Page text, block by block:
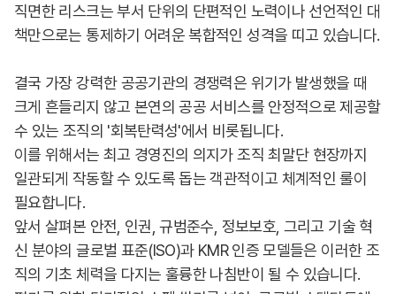
직면한 리스크는 부서 단위의 단편적인 노력이나 선언적인 대
책만으로는 통제하기 어려운 복합적인 성격을 띠고 있습니다.
결국 가장 강력한 공공기관의 경쟁력은 위기가 발생했을 때
크게 흔들리지 않고 본연의 공공 서비스를 안정적으로 제공할
수 있는 조직의 '회복탄력성'에서 비롯됩니다.
이를 위해서는 최고 경영진의 의지가 조직 최말단 현장까지
일관되게 작동할 수 있도록 돕는 객관적이고 체계적인 룰이
필요합니다.
앞서 살펴본 안전, 인권, 규범준수, 정보보호, 그리고 기술 혁
신 분야의 글로벌 표준(ISO)과 KMR 인증 모델들은 이러한 조
직의 기초 체력을 다지는 훌륭한 나침반이 될 수 있습니다.